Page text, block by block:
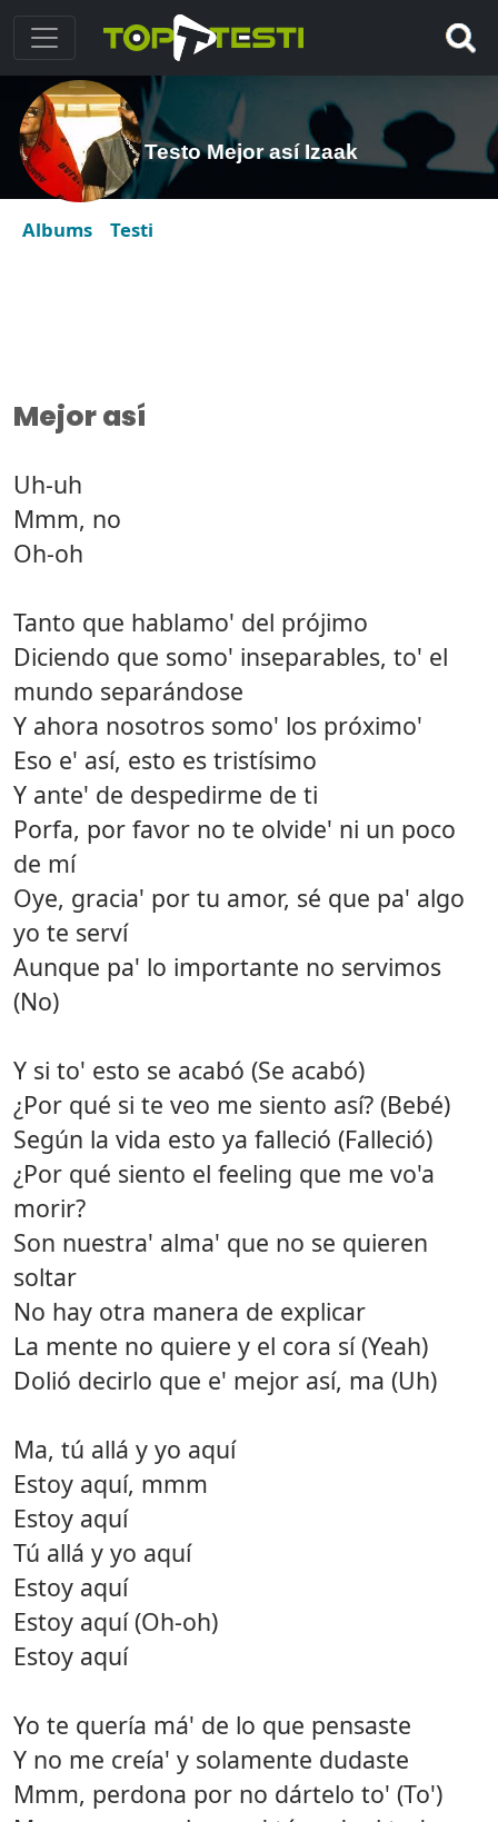
Testo Mejor así Izaak
Albums Testi
Mejor así
Uh-uh
Mmm, no
Oh-oh
Tanto que hablamo' del prójimo
Diciendo que somo' inseparables, to' el
mundo separándose
Y ahora nosotros somo' los próximo'
Eso e' así, esto es tristísimo
Y ante' de despedirme de ti
Porfa, por favor no te olvide' ni un poco
de mí
Oye, gracia' por tu amor, sé que pa' algo
yo te serví
Aunque pa' lo importante no servimos
(No)
Y si to' esto se acabó (Se acabó)
¿Por qué si te veo me siento así? (Bebé)
Según la vida esto ya falleció (Falleció)
¿Por qué siento el feeling que me vo'a
morir?
Son nuestra' alma' que no se quieren
soltar
No hay otra manera de explicar
La mente no quiere y el cora sí (Yeah)
Dolió decirlo que e' mejor así, ma (Uh)
Ma, tú allá y yo aquí
Estoy aquí, mmm
Estoy aquí
Tú allá y yo aquí
Estoy aquí
Estoy aquí (Oh-oh)
Estoy aquí
Yo te quería má' de lo que pensaste
Y no me creía' y solamente dudaste
Mmm, perdona por no dártelo to' (To')